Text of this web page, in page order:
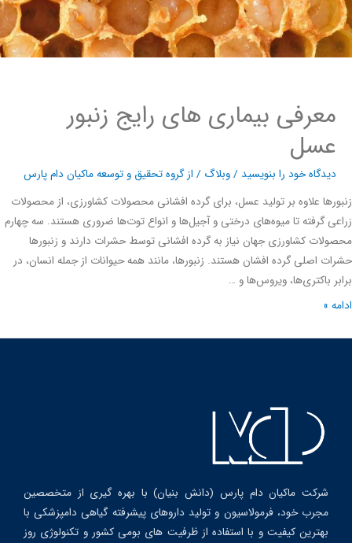
معرفی بیماری های رایج زنبور
عسل
دیدگاه‌ خود را بنویسید/وبلاگ/ از گروه تحقیق و توسعه ماکیان دام پارس
علاوه بر تولید عسل، برای گرده افشانی محصولات کشاورزی، از محصولات
گرفته تا میوه‌های درختی و آجیل‌ها و انواع توت‌ها ضروری هستند. سه چهارم
کشاورزی جهان نیاز به گرده افشانی توسط حشرات دارند و زنبورها
اصلی گرده افشان هستند. زنبورها، مانند همه حیوانات از جمله انسان، در
باکتری‌ها، ویروس‌ها و …
»
شرکت ماکیان دام پارس (دانش بنیان) با بهره گیری از متخصصین
مجرب خود، فرمولاسیون و تولید داروهای پیشرفته گیاهی دامپزشکی با
بهترین کیفیت و با استفاده از ظرفیت های بومی کشور و تکنولوژی روز